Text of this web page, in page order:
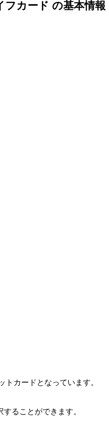
フカード の基本情報
カードとなっています。
することができます。